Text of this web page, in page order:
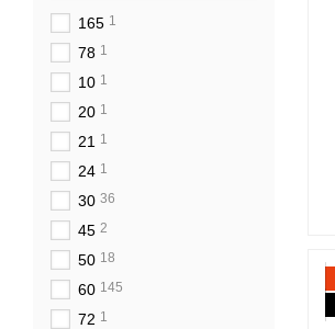
165 1
78 1
10 1
20 1
21 1
24 1
30 36
45 2
50 18
60 145
72 1